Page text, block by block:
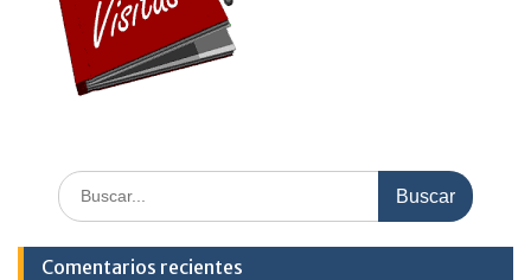
Comentarios recientes